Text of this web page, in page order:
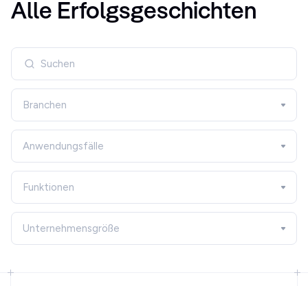
Alle Erfolgsgeschichten
Branchen
Anwendungsfälle
Funktionen
Unternehmensgröße